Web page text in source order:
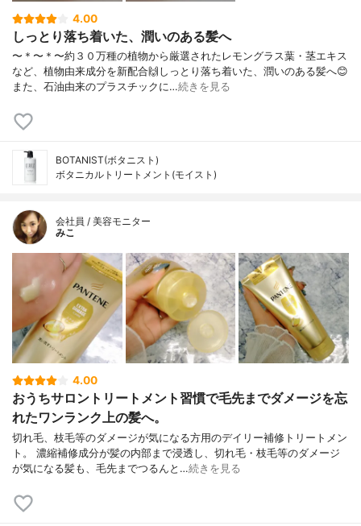
4.00
しっとり落ち着いた、潤いのある髪へ
〜＊〜＊〜約３０万種の植物から厳選されたレモングラス葉・茎エキス
など、植物由来成分を新配合🙌しっとり落ち着いた、潤いのある髪へ😊
また、石油由来のプラスチックに…続きを見る
BOTANIST(ボタニスト)
ボタニカルトリートメント(モイスト)
会社員 / 美容モニター
みこ
4.00
おうちサロントリートメント習慣で毛先までダメージを忘
れたワンランク上の髪へ。
切れ毛、枝毛等のダメージが気になる方用のデイリー補修トリートメン
ト。 濃縮補修成分が髪の内部まで浸透し、切れ毛・枝毛等のダメージ
が気になる髪も、毛先までつるんと…続きを見る